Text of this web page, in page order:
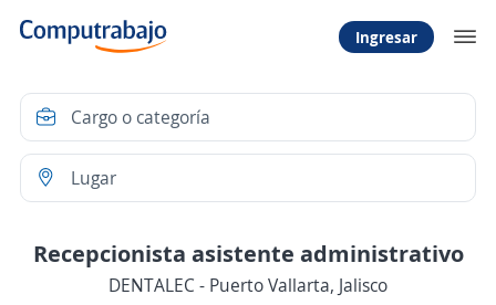
Ingresar
Recepcionista asistente administrativo
DENTALEC - Puerto Vallarta, Jalisco